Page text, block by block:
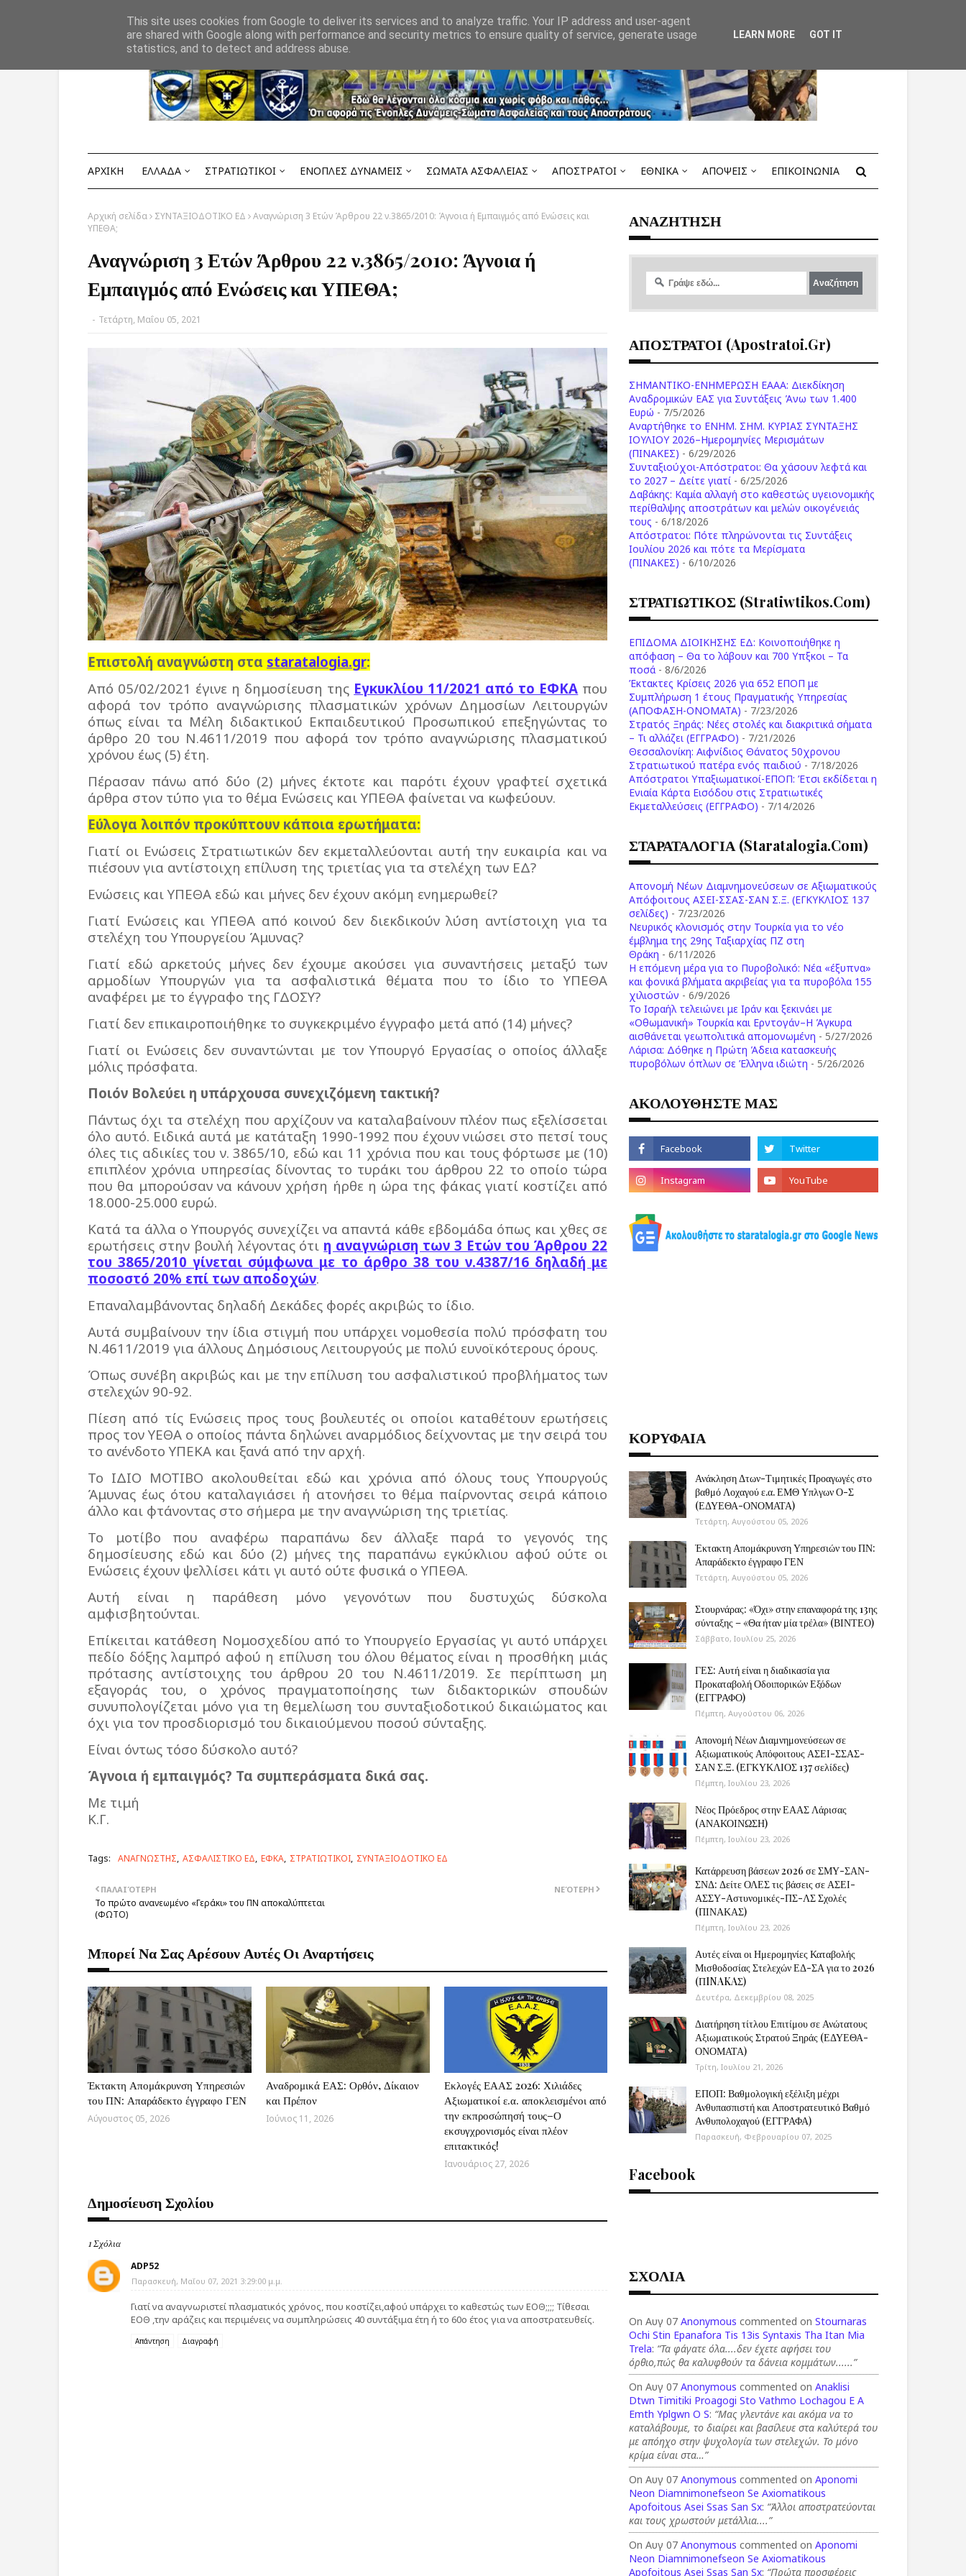
ΑΡΧΙΚΗ ΕΛΛΑΔΑ ΣΤΡΑΤΙΩΤΙΚΟΙ ΕΝΟΠΛΕΣ ΔΥΝΑΜΕΙΣ ΣΩΜΑΤΑ ΑΣΦΑΛΕΙΑΣ ΑΠΟΣΤΡΑΤΟΙ ΕΘΝΙΚΑ ΑΠΟΨΕΙΣ ΕΠΙΚΟΙΝΩΝΙΑ
Αρχική σελίδα ΣΥΝΤΑΞΙΟΔΟΤΙΚΟ ΕΔ
Αναγνώριση 3 Ετών Άρθρου 22 ν.3865/2010: Άγνοια ή Εμπαιγμός από Ενώσεις και
ΥΠΕΘΑ;
Αναγνώριση 3 Ετών Άρθρου 22 ν.3865/2010: Άγνοια ή
Εμπαιγμός από Ενώσεις και ΥΠΕΘΑ;
- Τετάρτη, Μαΐου 05, 2021
Επιστολή αναγνώστη στα staratalogia.gr:
Από 05/02/2021 έγινε η δημοσίευση της Εγκυκλίου 11/2021 από το ΕΦΚΑ που
αφορά τον τρόπο αναγνώρισης πλασματικών χρόνων Δημοσίων Λειτουργών
όπως είναι τα Μέλη διδακτικού Εκπαιδευτικού Προσωπικού επεξηγώντας το
άρθρο 20 του Ν.4611/2019 που αφορά τον τρόπο αναγνώρισης πλασματικού
χρόνου έως (5) έτη.
Πέρασαν πάνω από δύο (2) μήνες έκτοτε και παρότι έχουν γραφτεί σχετικά
άρθρα στον τύπο για το θέμα Ενώσεις και ΥΠΕΘΑ φαίνεται να κωφεύουν.
Εύλογα λοιπόν προκύπτουν κάποια ερωτήματα:
Γιατί οι Ενώσεις Στρατιωτικών δεν εκμεταλλεύονται αυτή την ευκαιρία και να
πιέσουν για αντίστοιχη επίλυση της τριετίας για τα στελέχη των ΕΔ?
Ενώσεις και ΥΠΕΘΑ εδώ και μήνες δεν έχουν ακόμη ενημερωθεί?
Γιατί Ενώσεις και ΥΠΕΘΑ από κοινού δεν διεκδικούν λύση αντίστοιχη για τα
στελέχη του Υπουργείου Άμυνας?
Γιατί εδώ αρκετούς μήνες δεν έχουμε ακούσει για συναντήσεις μεταξύ των
αρμοδίων Υπουργών για τα ασφαλιστικά θέματα που το ίδιο το ΥΠΕΘΑ
αναφέρει με το έγγραφο της ΓΔΟΣΥ?
Γιατί δεν επικαιροποιήθηκε το συγκεκριμένο έγγραφο μετά από (14) μήνες?
Γιατί οι Ενώσεις δεν συναντώνται με τον Υπουργό Εργασίας ο οποίος άλλαξε
μόλις πρόσφατα.
Ποιόν Βολεύει η υπάρχουσα συνεχιζόμενη τακτική?
Πάντως όχι τα στελέχη που αρχίζουν να καταλαβαίνουν πλέον πως εξελίσσεται
όλο αυτό. Ειδικά αυτά με κατάταξη 1990-1992 που έχουν νιώσει στο πετσί τους
όλες τις αδικίες του ν. 3865/10, εδώ και 11 χρόνια που και τους φόρτωσε με (10)
επιπλέον χρόνια υπηρεσίας δίνοντας το τυράκι του άρθρου 22 το οποίο τώρα
που θα μπορούσαν να κάνουν χρήση ήρθε η ώρα της φάκας γιατί κοστίζει από
18.000-25.000 ευρώ.
Κατά τα άλλα ο Υπουργός συνεχίζει να απαντά κάθε εβδομάδα όπως και χθες σε
ερωτήσεις στην βουλή λέγοντας ότι η αναγνώριση των 3 Ετών του Άρθρου 22
του 3865/2010 γίνεται σύμφωνα με το άρθρο 38 του ν.4387/16 δηλαδή με
ποσοστό 20% επί των αποδοχών.
Επαναλαμβάνοντας δηλαδή Δεκάδες φορές ακριβώς το ίδιο.
Αυτά συμβαίνουν την ίδια στιγμή που υπάρχει νομοθεσία πολύ πρόσφατη του
Ν.4611/2019 για άλλους Δημόσιους Λειτουργούς με πολύ ευνοϊκότερους όρους.
Όπως συνέβη ακριβώς και με την επίλυση του ασφαλιστικού προβλήματος των
στελεχών 90-92.
Πίεση από τίς Ενώσεις προς τους βουλευτές οι οποίοι καταθέτουν ερωτήσεις
προς τον ΥΕΘΑ ο οποίος πάντα δηλώνει αναρμόδιος δείχνοντας με την σειρά του
το ανένδοτο ΥΠΕΚΑ και ξανά από την αρχή.
Το ΙΔΙΟ ΜΟΤΙΒΟ ακολουθείται εδώ και χρόνια από όλους τους Υπουργούς
Άμυνας έως ότου καταλαγιάσει ή ατονήσει το θέμα παίρνοντας σειρά κάποιο
άλλο και φτάνοντας στο σήμερα με την αναγνώριση της τριετίας.
Το μοτίβο που αναφέρω παραπάνω δεν άλλαξε παρά το γεγονός της
δημοσίευσης εδώ και δύο (2) μήνες της παραπάνω εγκύκλιου αφού ούτε οι
Ενώσεις έχουν ψελλίσει κάτι γι αυτό ούτε φυσικά ο ΥΠΕΘΑ.
Αυτή είναι η παράθεση μόνο γεγονότων που δυστυχώς δύσκολα
αμφισβητούνται.
Επίκειται κατάθεση Νομοσχεδίου από το Υπουργείο Εργασίας γι αυτό υπάρχει
πεδίο δόξης λαμπρό αφού η επίλυση του όλου θέματος είναι η προσθήκη μιάς
πρότασης αντίστοιχης του άρθρου 20 του Ν.4611/2019. Σε περίπτωση μη
εξαγοράς του, ο χρόνος πραγματοποίησης των διδακτορικών σπουδών
συνυπολογίζεται μόνο για τη θεμελίωση του συνταξιοδοτικού δικαιώματος και
όχι για τον προσδιορισμό του δικαιούμενου ποσού σύνταξης.
Είναι όντως τόσο δύσκολο αυτό?
Άγνοια ή εμπαιγμός? Τα συμπεράσματα δικά σας.
Με τιμή
Κ.Γ.
Tags: ΑΝΑΓΝΩΣΤΗΣ ΑΣΦΑΛΙΣΤΙΚΟ ΕΔ ΕΦΚΑ ΣΤΡΑΤΙΩΤΙΚΟΙ ΣΥΝΤΑΞΙΟΔΟΤΙΚΟ ΕΔ
ΝΕΌΤΕΡΗ
ΠΑΛΑΙΌΤΕΡΗ
Το πρώτο ανανεωμένο «Γεράκι» του ΠΝ αποκαλύπτεται
(ΦΩΤΟ)
Μπορεί Να Σας Αρέσουν Αυτές Οι Αναρτήσεις
Έκτακτη Απομάκρυνση Υπηρεσιών
του ΠΝ: Απαράδεκτο έγγραφο ΓΕΝ
Αύγουστος 05, 2026
Αναδρομικά ΕΑΣ: Ορθόν, Δίκαιον
και Πρέπον
Ιούνιος 11, 2026
Εκλογές ΕΑΑΣ 2026: Χιλιάδες
Αξιωματικοί ε.α. αποκλεισμένοι από
την εκπροσώπησή τους–Ο
εκσυγχρονισμός είναι πλέον
επιτακτικός!
Ιανουάριος 27, 2026
Δημοσίευση Σχολίου
1 Σχόλια
ADP52
Παρασκευή, Μαΐου 07, 2021 3:29:00 μ.μ.
Γιατί να αναγνωριστεί πλασματικός χρόνος, που κοστίζει,αφού υπάρχει το καθεστώς των ΕΟΘ;;;; Τίθεσαι
ΕΟΘ ,την αράζεις και περιμένεις να συμπληρώσεις 40 συντάξιμα έτη ή το 60ο έτος για να αποστρατευθείς.
Απάντηση Διαγραφή
ΑΝΑΖΗΤΗΣΗ
ΑΠΟΣΤΡΑΤΟΙ (apostratoi.gr)
ΣΗΜΑΝΤΙΚΟ-ΕΝΗΜΕΡΩΣΗ ΕΑΑΑ: Διεκδίκηση
Αναδρομικών ΕΑΣ για Συντάξεις Άνω των 1.400
Ευρώ - 7/5/2026
Aναρτήθηκε το ENHM. ΣΗΜ. ΚΥΡΙΑΣ ΣΥΝΤΑΞΗΣ
ΙΟΥΛΙΟΥ 2026–Ημερομηνίες Μερισμάτων
(ΠΙΝΑΚΕΣ) - 6/29/2026
Συνταξιούχοι-Απόστρατοι: Θα χάσουν λεφτά και
το 2027 – Δείτε γιατί - 6/25/2026
Δαβάκης: Καμία αλλαγή στο καθεστώς υγειονομικής
περίθαλψης αποστράτων και μελών οικογένειάς
τους - 6/18/2026
Aπόστρατοι: Πότε πληρώνονται τις Συντάξεις
Ιουλίου 2026 και πότε τα Μερίσματα
(ΠΙΝΑΚΕΣ) - 6/10/2026
ΣΤΡΑΤΙΩΤΙΚΟΣ (stratiwtikos.com)
ΕΠΙΔΟΜΑ ΔΙΟΙΚΗΣΗΣ ΕΔ: Κοινοποιήθηκε η
απόφαση – Θα το λάβουν και 700 Υπξκοι – Τα
ποσά - 8/6/2026
Έκτακτες Κρίσεις 2026 για 652 ΕΠΟΠ με
Συμπλήρωση 1 έτους Πραγματικής Υπηρεσίας
(ΑΠΟΦΑΣΗ-ONOMATA) - 7/23/2026
Στρατός Ξηράς: Νέες στολές και διακριτικά σήματα
– Τι αλλάζει (ΕΓΓΡΑΦΟ) - 7/21/2026
Θεσσαλονίκη: Αιφνίδιος Θάνατος 50χρονου
Στρατιωτικού πατέρα ενός παιδιού - 7/18/2026
Απόστρατοι Υπαξιωματικοί-ΕΠΟΠ: Έτσι εκδίδεται η
Ενιαία Κάρτα Εισόδου στις Στρατιωτικές
Εκμεταλλεύσεις (ΕΓΓΡΑΦΟ) - 7/14/2026
ΣΤΑΡΑΤΑΛΟΓΙΑ (staratalogia.com)
Απονομή Νέων Διαμνημονεύσεων σε Αξιωματικούς
Απόφοιτους ΑΣΕΙ-ΣΣΑΣ-ΣΑΝ Σ.Ξ. (ΕΓΚΥΚΛΙΟΣ 137
σελίδες) - 7/23/2026
Νευρικός κλονισμός στην Τουρκία για το νέο
έμβλημα της 29ης Ταξιαρχίας ΠΖ στη
Θράκη - 6/11/2026
Η επόμενη μέρα για το Πυροβολικό: Νέα «έξυπνα»
και φονικά βλήματα ακριβείας για τα πυροβόλα 155
χιλιοστών - 6/9/2026
Το Ισραήλ τελειώνει με Ιράν και ξεκινάει με
«Οθωμανική» Τουρκία και Ερντογάν–Η Άγκυρα
αισθάνεται γεωπολιτικά απομονωμένη - 5/27/2026
Λάρισα: Δόθηκε η Πρώτη Άδεια κατασκευής
πυροβόλων όπλων σε Έλληνα ιδιώτη - 5/26/2026
ΑΚΟΛΟΥΘΗΣΤΕ ΜΑΣ
ΚΟΡΥΦΑΙΑ
Ανάκληση Δτων-Τιμητικές Προαγωγές στο
βαθμό Λοχαγού ε.α. ΕΜΘ Υπλγων Ο-Σ
(ΕΔΥΕΘΑ-ΟΝΟΜΑΤΑ)
Τετάρτη, Αυγούστου 05, 2026
Έκτακτη Απομάκρυνση Υπηρεσιών του ΠΝ:
Απαράδεκτο έγγραφο ΓΕΝ
Τετάρτη, Αυγούστου 05, 2026
Στουρνάρας: «Όχι» στην επαναφορά της 13ης
σύνταξης – «Θα ήταν μία τρέλα» (ΒΙΝΤΕΟ)
Σάββατο, Ιουλίου 25, 2026
ΓΕΣ: Αυτή είναι η διαδικασία για
Προκαταβολή Οδοιπορικών Εξόδων
(ΕΓΓΡΑΦΟ)
Πέμπτη, Αυγούστου 06, 2026
Απονομή Νέων Διαμνημονεύσεων σε
Αξιωματικούς Απόφοιτους ΑΣΕΙ-ΣΣΑΣ-
ΣΑΝ Σ.Ξ. (ΕΓΚΥΚΛΙΟΣ 137 σελίδες)
Πέμπτη, Ιουλίου 23, 2026
Νέος Πρόεδρος στην ΕΑΑΣ Λάρισας
(ΑΝΑΚΟΙΝΩΣΗ)
Πέμπτη, Ιουλίου 23, 2026
Κατάρρευση βάσεων 2026 σε ΣΜΥ-ΣΑΝ-
ΣΝΔ: Δείτε ΟΛΕΣ τις βάσεις σε ΑΣΕΙ-
ΑΣΣΥ-Αστυνομικές-ΠΣ-ΛΣ Σχολές
(ΠΙΝΑΚΑΣ)
Πέμπτη, Ιουλίου 23, 2026
Αυτές είναι οι Ημερομηνίες Καταβολής
Μισθοδοσίας Στελεχών ΕΔ-ΣΑ για το 2026
(ΠINAKAΣ)
Δευτέρα, Δεκεμβρίου 08, 2025
Διατήρηση τίτλου Επιτίμου σε Ανώτατους
Αξιωματικούς Στρατού Ξηράς (ΕΔΥΕΘΑ-
ΟΝΟΜΑΤΑ)
Τρίτη, Ιουλίου 21, 2026
ΕΠΟΠ: Βαθμολογική εξέλιξη μέχρι
Ανθυπασπιστή και Αποστρατευτικό Βαθμό
Ανθυπολοχαγού (ΕΓΓΡΑΦΑ)
Παρασκευή, Φεβρουαρίου 07, 2025
Facebook
ΣΧΟΛΙΑ
On Αυγ 07Anonymous commented onStournaras
Ochi Stin Epanafora Tis 13is Syntaxis Tha Itan Mia
Trela: “Τα φάγατε όλα....δεν έχετε αφήσει του
όρθιο,πώς θα καλυφθούν τα δάνεια κομμάτων......”
On Αυγ 07Anonymous commented onAnaklisi
Dtwn Timitiki Proagogi Sto Vathmo Lochagou E A
Emth Yplgwn O S: “Μας γλεντάνε και ακόμα να το
καταλάβουμε, το διαίρει και βασίλευε στα καλύτερά του
με απόηχο στην ψυχολογία των στελεχών. Το μόνο
κρίμα είναι στα…”
On Αυγ 07Anonymous commented onAponomi
Neon Diamnimonefseon Se Axiomatikous
Apofoitous Asei Ssas San Sx: “Άλλοι αποστρατεύονται
και τους χρωστούν μετάλλια....”
On Αυγ 07Anonymous commented onAponomi
Neon Diamnimonefseon Se Axiomatikous
Apofoitous Asei Ssas San Sx: “Πρώτα προσφέρεις
This site uses cookies from Google to deliver its services and to analyze traffic. Your IP address and user-agent
are shared with Google along with performance and security metrics to ensure quality of service, generate usage
statistics, and to detect and address abuse.
LEARN MORE GOT IT